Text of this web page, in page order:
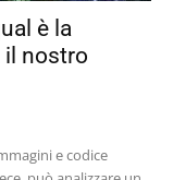
è la
il nostro
e codice